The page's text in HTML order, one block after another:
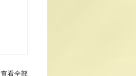
查看全部